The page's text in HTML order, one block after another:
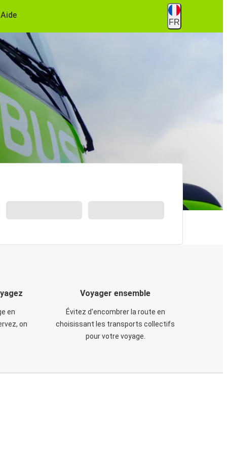
Aide
FR
en
on
Voyager ensemble
Évitez d'encombrer la route en
choisissant les transports collectifs
pour votre voyage.